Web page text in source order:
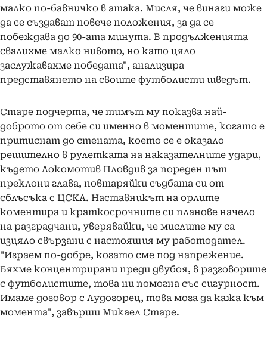
малко по-бавничко в атака. Мисля, че винаги може
да се създават повече положения, за да се
побеждава до 90-ата минута. В продълженията
свалихме малко нивото, но като цяло
заслужавахме победата", анализира
представянето на своите футболисти шведът.
Старе подчерта, че тимът му показва най-
доброто от себе си именно в моментите, когато е
притиснат до стената, което се е оказало
решително в рулетката на наказателните удари,
където Локомотив Пловдив за пореден път
преклони глава, повтаряйки съдбата си от
сблъсъка с ЦСКА. Наставникът на орлите
коментира и краткосрочните си планове начело
на разградчани, уверявайки, че мислите му са
изцяло свързани с настоящия му работодател.
"Играем по-добре, когато сме под напрежение.
Бяхме концентрирани преди двубоя, в разговорите
с футболистите, това ни помогна със сигурност.
Имаме договор с Лудогорец, това мога да кажа към
момента", завърши Микаел Старе.